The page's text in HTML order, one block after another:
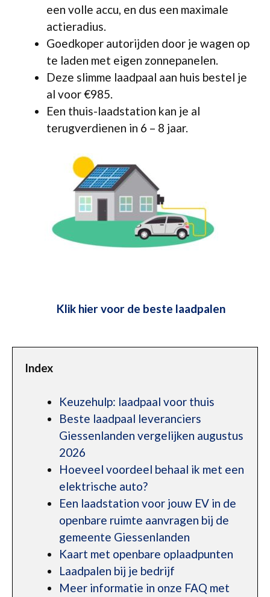
een volle accu, en dus een maximale
actieradius.
Goedkoper autorijden door je wagen op
te laden met eigen zonnepanelen.
Deze slimme laadpaal aan huis bestel je
al voor €985.
Een thuis-laadstation kan je al
terugverdienen in 6 – 8 jaar.
Klik hier voor de beste laadpalen
Index
Keuzehulp: laadpaal voor thuis
Beste laadpaal leveranciers
Giessenlanden vergelijken augustus
2026
Hoeveel voordeel behaal ik met een
elektrische auto?
Een laadstation voor jouw EV in de
openbare ruimte aanvragen bij de
gemeente Giessenlanden
Kaart met openbare oplaadpunten
Laadpalen bij je bedrijf
Meer informatie in onze FAQ met